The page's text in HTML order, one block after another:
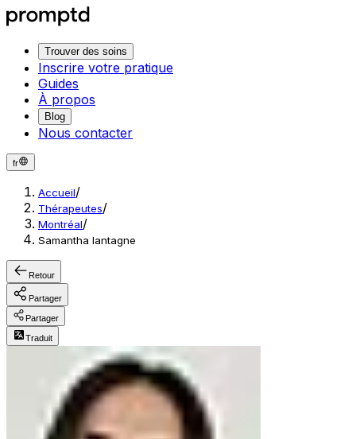
Trouver des soins
Inscrire votre pratique
Guides
À propos
Blog
Nous contacter
fr
Accueil/
Thérapeutes/
Montréal/
Samantha lantagne
Retour
Partager
Partager
Traduit